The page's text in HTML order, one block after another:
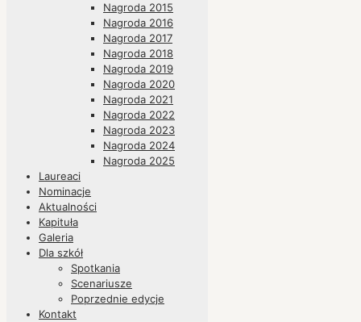
Nagroda 2015
Nagroda 2016
Nagroda 2017
Nagroda 2018
Nagroda 2019
Nagroda 2020
Nagroda 2021
Nagroda 2022
Nagroda 2023
Nagroda 2024
Nagroda 2025
Laureaci
Nominacje
Aktualności
Kapituła
Galeria
Dla szkół
Spotkania
Scenariusze
Poprzednie edycje
Kontakt